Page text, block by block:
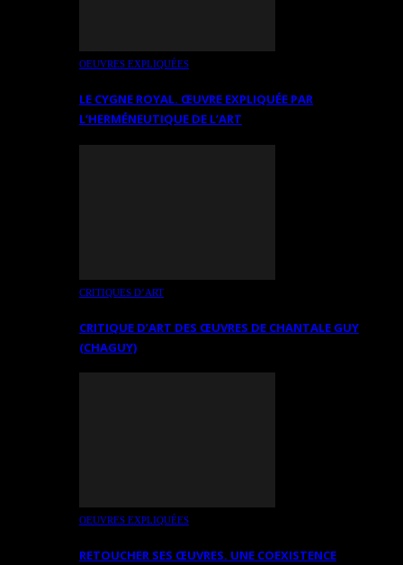
OEUVRES EXPLIQUÉES
LE CYGNE ROYAL. ŒUVRE EXPLIQUÉE PAR
L’HERMÉNEUTIQUE DE L’ART
CRITIQUES D’ART
CRITIQUE D’ART DES ŒUVRES DE CHANTALE GUY
(CHAGUY)
OEUVRES EXPLIQUÉES
RETOUCHER SES ŒUVRES. UNE COEXISTENCE